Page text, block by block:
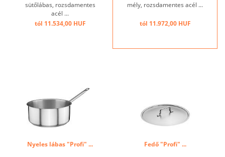
sütőlábas, rozsdamentes
acél ...
tól 11.534,00 HUF
mély, rozsdamentes acél ...
tól 11.972,00 HUF
Nyeles lábas "Profi" ... Fedő "Profi" ...